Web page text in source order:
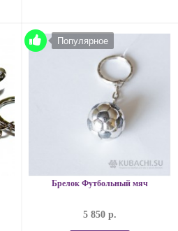
Популярное
Брелок Футбольный мяч
5 850 р.